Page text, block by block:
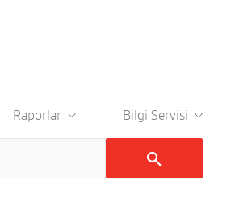
Raporlar Bilgi Servisi